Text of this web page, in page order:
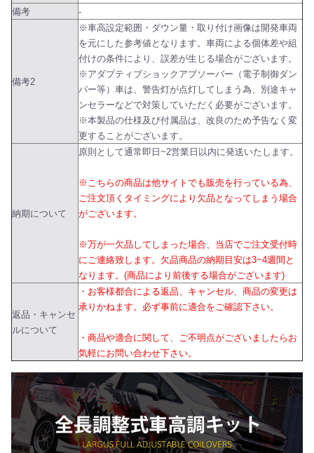
備考
-
備考2
※車高設定範囲・ダウン量・取り付け画像は開発車両
を元にした参考値となります。車両による個体差や組
付けの条件により、誤差が生じる場合がございます。
※アダプティブショックアブソーバー（電子制御ダン
パー等）車は、警告灯が点灯してしまう為、別途キャ
ンセラーなどで対策していただく必要がございます。
※本製品の仕様及び付属品は、改良のため予告なく変
更することがございます。
納期について
原則として通常即日~2営業日以内に発送いたします。
※こちらの商品は他サイトでも販売を行っている為、
ご注文頂くタイミングにより欠品となってしまう場合
がございます。
※万が一欠品してしまった場合、当店でご注文受付時
にご連絡致します。欠品商品の納期目安は3~4週間と
なります。(商品により前後する場合がございます)
返品・キャンセ
ルについて
・お客様都合による返品、キャンセル、商品の変更は
承りかねます。必ず事前に適合をご確認下さい。
・商品や適合に関して、ご不明点がございましたらお
気軽にお問い合わせ下さい。